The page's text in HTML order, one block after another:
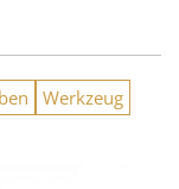
Werkzeug